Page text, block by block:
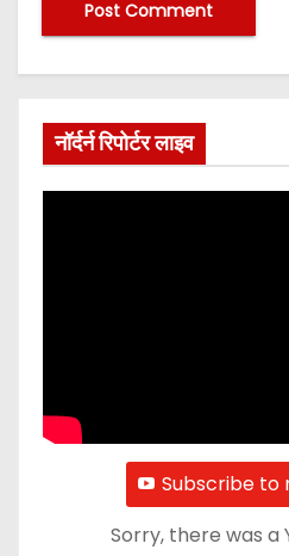
नॉर्दर्न रिपोर्टर लाइव
Subscribe to
Sorry, there was a